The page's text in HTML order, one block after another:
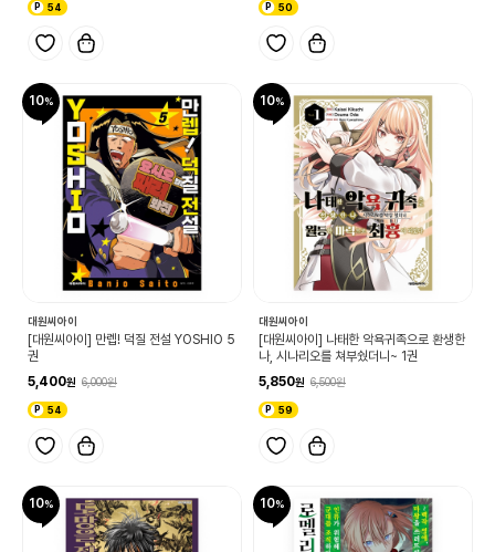
54 50
10
대원씨아이
[대원씨아이] 만렙! 덕질 전설 YOSHIO 5
권
5,400
6,000
54
10
대원씨아이
[대원씨아이] 나태한 악욕귀족으로 환생한
나, 시나리오를 쳐부쉈더니~ 1권
5,850
6,500
59
10 10